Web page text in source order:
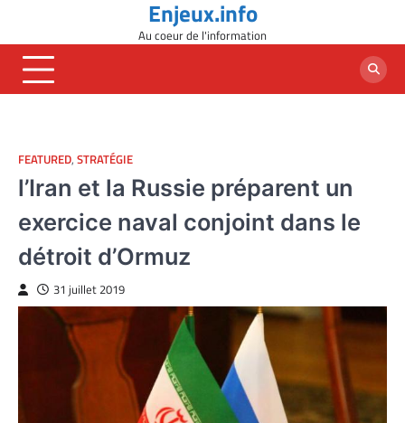
content
Enjeux.info
Au coeur de l'information
FEATURED, STRATÉGIE
l’Iran et la Russie préparent un
exercice naval conjoint dans le
détroit d’Ormuz
31 juillet 2019